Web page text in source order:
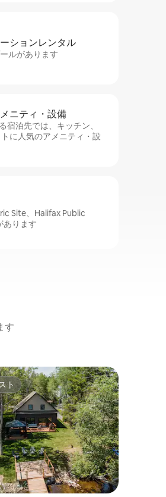
シ⁠ョ⁠ンレ⁠ン⁠タ⁠ル
ルがあります
ニ⁠テ⁠ィ・設⁠備
宿泊先では、キッチン、
に人気のアメニティ・設
Site、Halifax Public
あります
す
ト
ト